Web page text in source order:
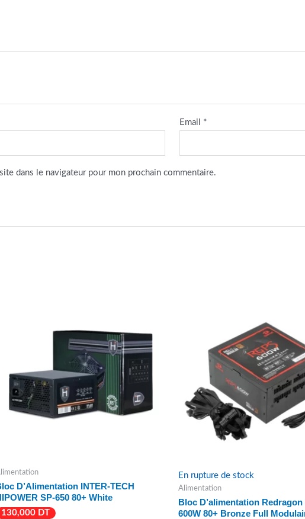
Email *
dans le navigateur pour mon prochain commentaire.
D’Alimentation INTER-TECH
SP-650 80+ White
130,000 DT
En rupture de stock
Alimentation
Bloc D’alimentation Redragon
600W 80+ Bronze Full